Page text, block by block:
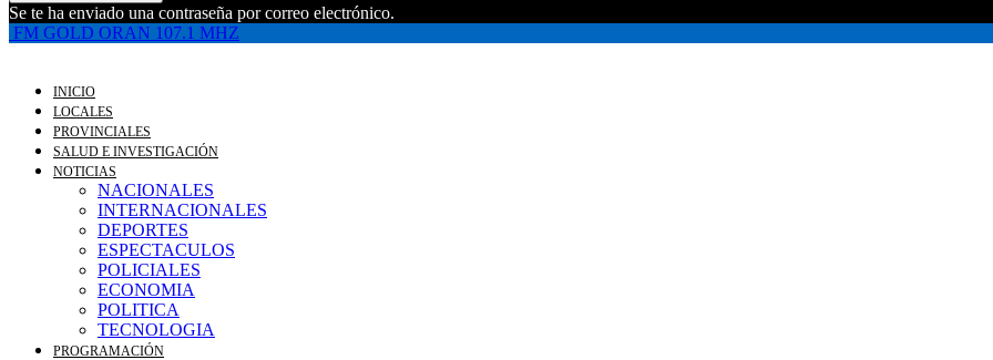
Se te ha enviado una contraseña por correo electrónico.
FM GOLD ORAN 107.1 MHZ
INICIO
LOCALES
PROVINCIALES
SALUD E INVESTIGACIÓN
NOTICIAS
NACIONALES
INTERNACIONALES
DEPORTES
ESPECTACULOS
POLICIALES
ECONOMIA
POLITICA
TECNOLOGIA
PROGRAMACIÓN